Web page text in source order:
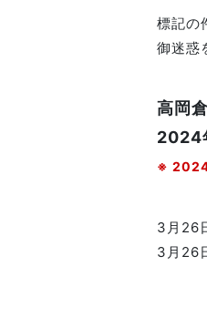
標記の
御迷惑
高岡
2024
※ 2024
3月26
3月26